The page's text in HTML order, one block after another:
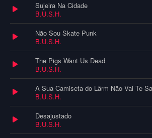
Sujeira Na Cidade
B.U.S.H.
Não Sou Skate Punk
B.U.S.H.
The Pigs Want Us Dead
B.U.S.H.
A Sua Camiseta do Lärm Não Vai Te
B.U.S.H.
Desajustado
B.U.S.H.